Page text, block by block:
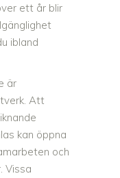
ett år blir
ibland
är
Att
kan öppna
och
Vissa